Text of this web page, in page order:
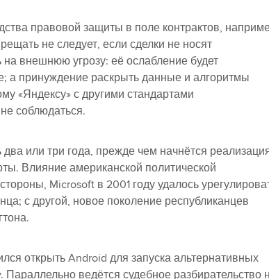
правовой защиты в поле контрактов,
не следует, если сделки не носят
внешнюю угрозу: её ослабление будет
принуждение раскрыть данные и алгоритмы
«Яндексу» с другими стандартами
соблюдаться.
или три года, прежде чем начнётся
Влияние американской политической
Microsoft в 2001 году удалось
с другой, новое поколение республиканцев
открыть Android для запуска альтернативных
ведётся судебное разбирательство